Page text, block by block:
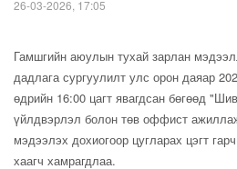
26-03-2026, 17:05
Гамшгийн аюулын тухай зарлан
дадлага сургуулилт улс орон даяар
өдрийн 16:00 цагт явагдсан бөгөөд
үйлдвэрлэл болон төв оффист
мэдээлэх дохиогоор цугларах цэгт
хаагч хамрагдлаа.